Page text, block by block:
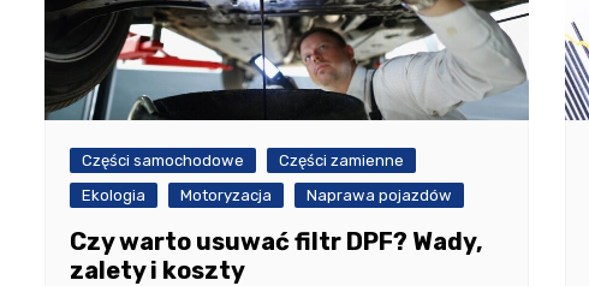
Części samochodowe
Części zamienne
Ekologia
Motoryzacja Naprawa pojazdów
Czy warto usuwać filtr DPF? Wady,
zalety i koszty